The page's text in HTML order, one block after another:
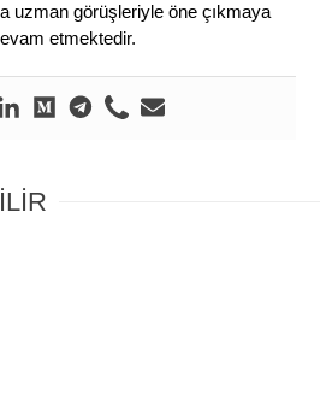
uzman görüşleriyle öne çıkmaya
etmektedir.